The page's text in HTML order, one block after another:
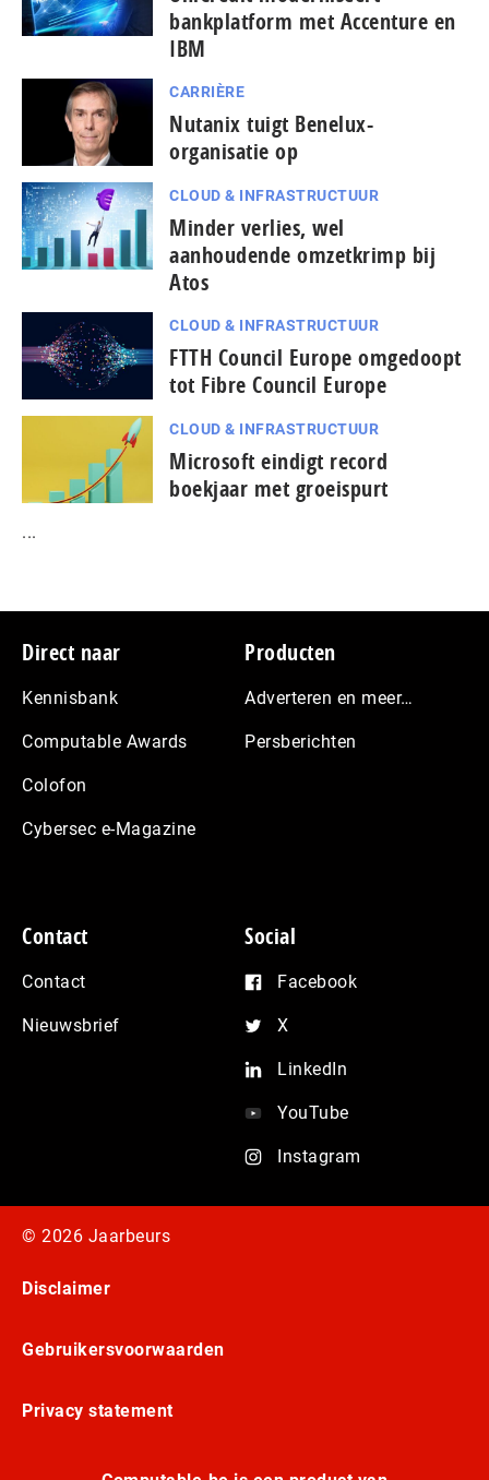
bankplatform met Accenture en
IBM
CARRIÈRE
Nutanix tuigt Benelux-
organisatie op
CLOUD & INFRASTRUCTUUR
Minder verlies, wel
aanhoudende omzetkrimp bij
Atos
CLOUD & INFRASTRUCTUUR
FTTH Council Europe omgedoopt
tot Fibre Council Europe
CLOUD & INFRASTRUCTUUR
Microsoft eindigt record
boekjaar met groeispurt
...
Footer
Direct naar
Kennisbank
Computable Awards
Colofon
Cybersec e-Magazine
Producten
Adverteren en meer…
Persberichten
Contact
Contact
Nieuwsbrief
Social
Facebook
X
LinkedIn
YouTube
Instagram
© 2026 Jaarbeurs
Disclaimer
Gebruikersvoorwaarden
Privacy statement